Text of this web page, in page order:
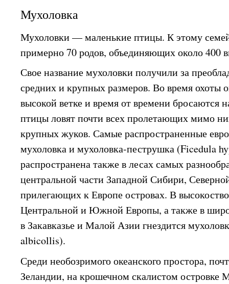
Мухоловка
Мухоловки — маленькие птицы. К этому
примерно 70 родов, объединяющих около 400
Свое название мухоловки получили за
средних и крупных размеров. Во время охоты
высокой ветке и время от времени бросаются
птицы ловят почти всех пролетающих мимо
крупных жуков. Самые распространенные
мухоловка и мухоловка-пеструшка (Ficedula
распространена также в лесах самых
центральной части Западной Сибири,
прилегающих к Европе островах. В
Центральной и Южной Европы, а также в
в Закавказье и Малой Азии гнездится
albicollis).
Среди необозримого океанского простора,
Зеландии, на крошечном скалистом